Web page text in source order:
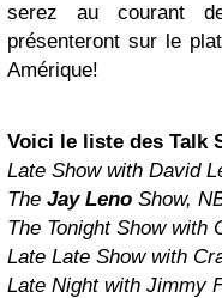
serez au courant
présenteront sur le
Amérique!
Voici le liste des Talk
Late Show with David
The Jay Leno Show,
The Tonight Show with
Late Late Show with
Late Night with Jimmy